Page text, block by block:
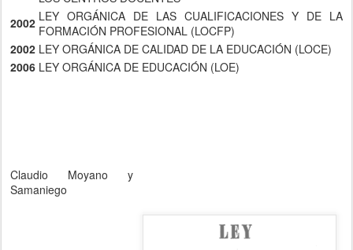
2002 LEY ORGÁNICA DE LAS CUALIFICACIONES Y DE LA
FORMACIÓN PROFESIONAL (LOCFP)
2002 LEY ORGÁNICA DE CALIDAD DE LA EDUCACIÓN (LOCE)
2006 LEY ORGÁNICA DE EDUCACIÓN (LOE)
Claudio Moyano y
Samaniego